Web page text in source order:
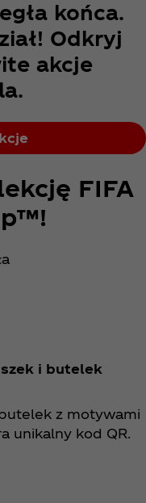
końca.
Odkryj
akcje
FIFA
i butelek
z motywami
unikalny kod QR.